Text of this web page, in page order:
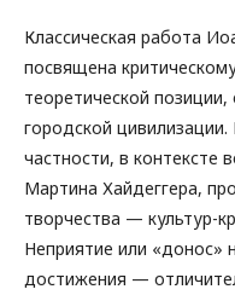
Классическая работа
посвящена
теоретической
городской
частности, в контексте
Мартина Хайдеггера,
творчества — культур-
Неприятие или «донос»
достижения —